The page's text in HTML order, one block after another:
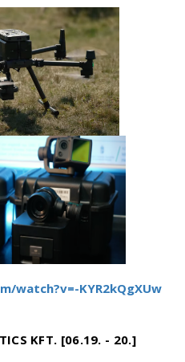
watch?v=-KYR2kQgXUw
KFT. [06.19. - 20.]